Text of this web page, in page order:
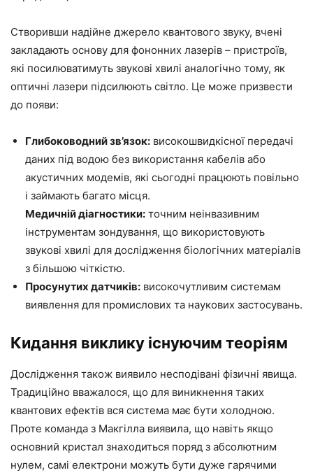
Створивши надійне джерело квантового звуку, вчені
закладають основу для фононних лазерів – пристроїв,
які посилюватимуть звукові хвилі аналогічно тому, як
оптичні лазери підсилюють світло. Це може призвести
до появи:
Глибоководний зв’язок: високошвидкісної передачі
даних під водою без використання кабелів або
акустичних модемів, які сьогодні працюють повільно
і займають багато місця.
Медичній діагностики: точним неінвазивним
інструментам зондування, що використовують
звукові хвилі для дослідження біологічних матеріалів
з більшою чіткістю.
Просунутих датчиків: високочутливим системам
виявлення для промислових та наукових застосувань.
Кидання виклику існуючим теоріям
Дослідження також виявило несподівані фізичні явища.
Традиційно вважалося, що для виникнення таких
квантових ефектів вся система має бути холодною.
Проте команда з Макгілла виявила, що навіть якщо
основний кристал знаходиться поряд з абсолютним
нулем, самі електрони можуть бути дуже гарячими